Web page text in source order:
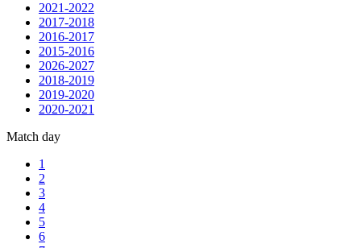
2021-2022
2017-2018
2016-2017
2015-2016
2026-2027
2018-2019
2019-2020
2020-2021
Match day
1
2
3
4
5
6